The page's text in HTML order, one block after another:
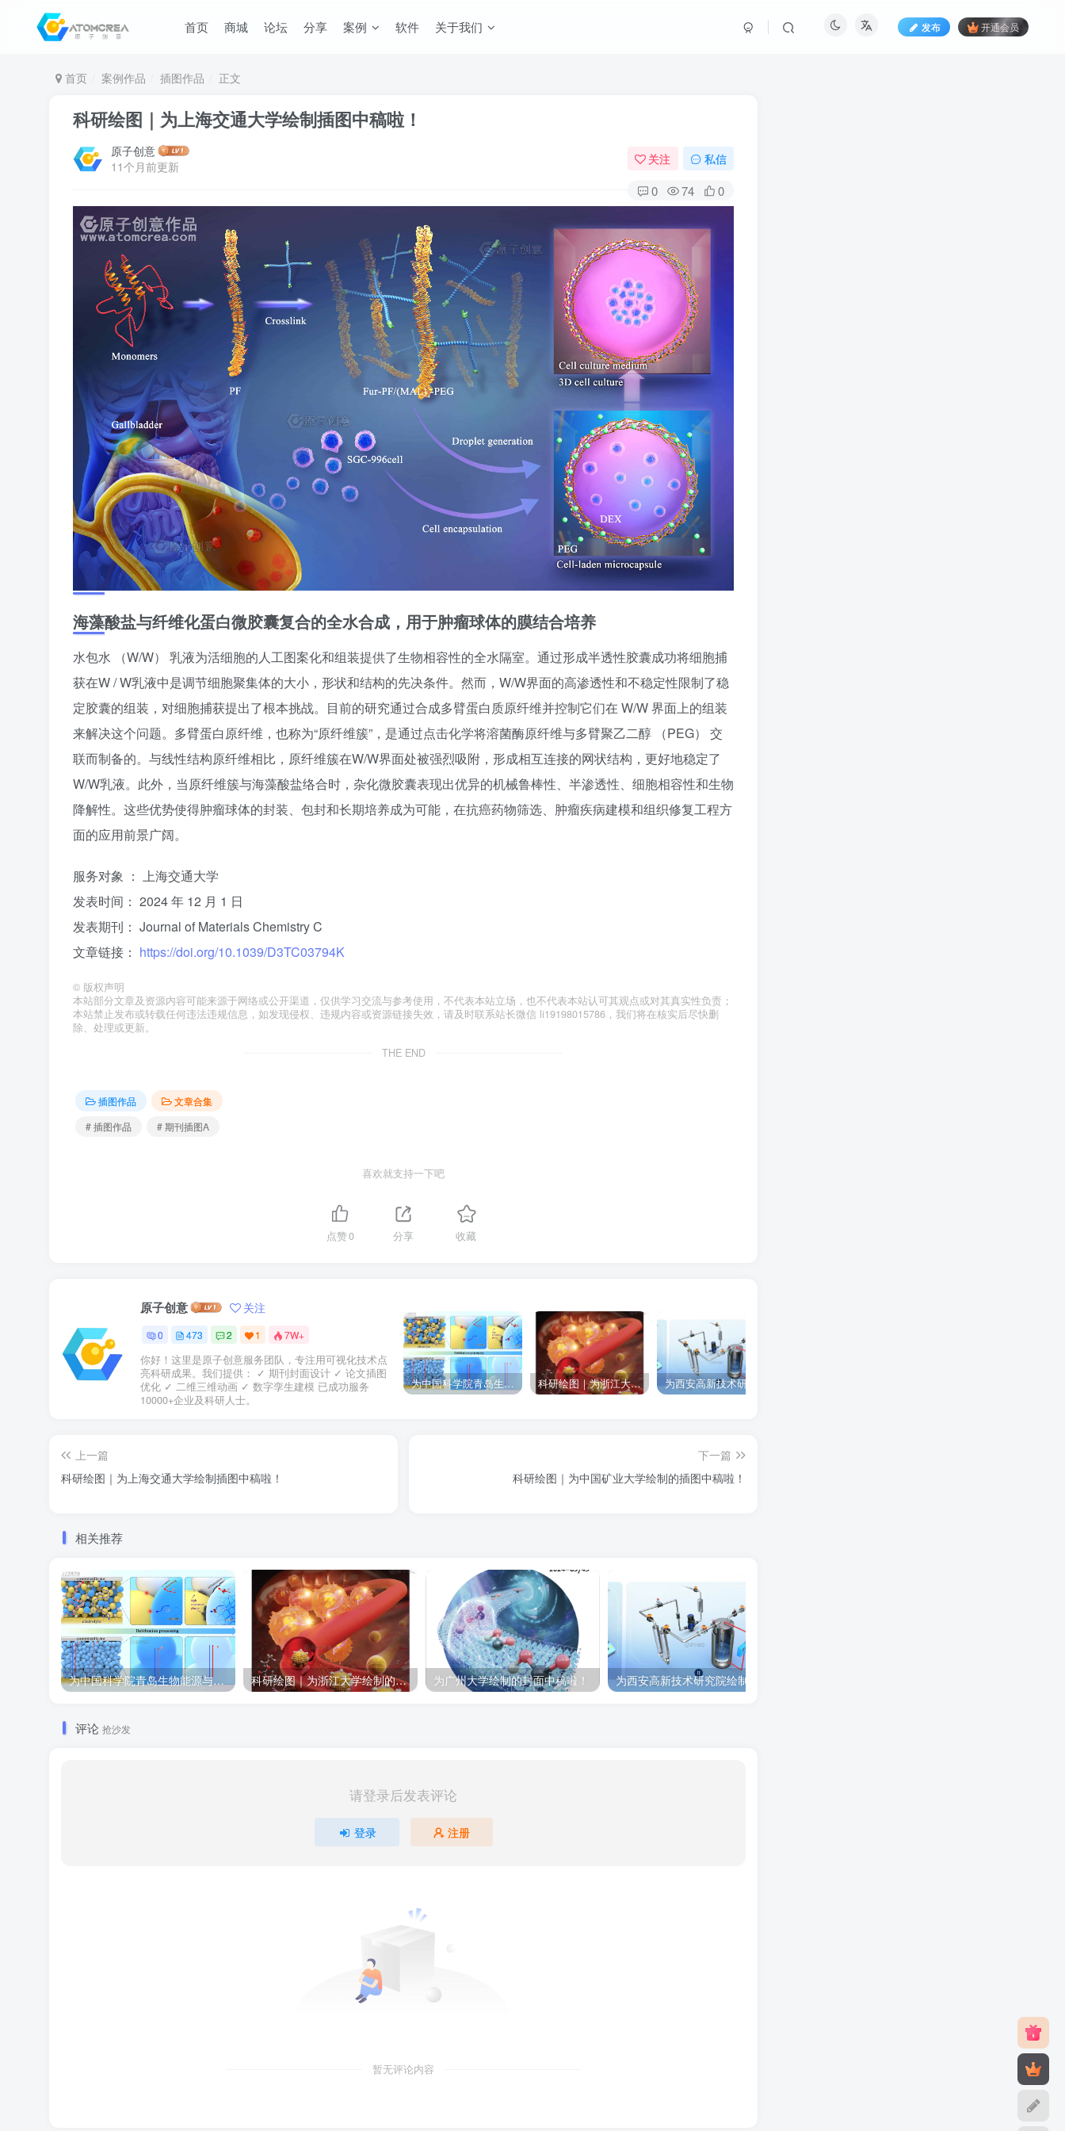
首页 商城 论坛 分享 案例 软件 关于我们 发布 开通会员
首页 案例作品 插图作品 正文
科研绘图｜为上海交通大学绘制插图中稿啦！
原子创意
11个月前更新
关注 私信
0 74 0
海藻酸盐与纤维化蛋白微胶囊复合的全水合成，用于肿瘤球体的膜结合培养
水包水 （W/W） 乳液为活细胞的人工图案化和组装提供了生物相容性的全水隔室。通过形成半透性胶囊成功将细胞捕
获在W / W乳液中是调节细胞聚集体的大小，形状和结构的先决条件。然而，W/W界面的高渗透性和不稳定性限制了稳
定胶囊的组装，对细胞捕获提出了根本挑战。目前的研究通过合成多臂蛋白质原纤维并控制它们在 W/W 界面上的组装
来解决这个问题。多臂蛋白原纤维，也称为“原纤维簇”，是通过点击化学将溶菌酶原纤维与多臂聚乙二醇 （PEG） 交
联而制备的。与线性结构原纤维相比，原纤维簇在W/W界面处被强烈吸附，形成相互连接的网状结构，更好地稳定了
W/W乳液。此外，当原纤维簇与海藻酸盐络合时，杂化微胶囊表现出优异的机械鲁棒性、半渗透性、细胞相容性和生物
降解性。这些优势使得肿瘤球体的封装、包封和长期培养成为可能，在抗癌药物筛选、肿瘤疾病建模和组织修复工程方
面的应用前景广阔。
服务对象 ： 上海交通大学
发表时间： 2024 年 12 月 1 日
发表期刊： Journal of Materials Chemistry C
文章链接： https://doi.org/10.1039/D3TC03794K
© 版权声明
本站部分文章及资源内容可能来源于网络或公开渠道，仅供学习交流与参考使用，不代表本站立场，也不代表本站认可其观点或对其真实性负责；
本站禁止发布或转载任何违法违规信息，如发现侵权、违规内容或资源链接失效，请及时联系站长微信 li19198015786，我们将在核实后尽快删
除、处理或更新。
THE END
插图作品
文章合集
# 插图作品
# 期刊插图A
喜欢就支持一下吧
点赞0 分享 收藏
原子创意 关注
0 473 2 1 7W+
你好！这里是原子创意服务团队，专注用可视化技术点
亮科研成果。我们提供： ✓ 期刊封面设计 ✓ 论文插图
优化 ✓ 二维三维动画 ✓ 数字孪生建模 已成功服务
10000+企业及科研人士。
为中国科学院青岛生物能源与过程研究所绘制的插图作品 科研绘图｜为浙江大学绘制的封面中稿啦！
上一篇
科研绘图｜为上海交通大学绘制插图中稿啦！
下一篇
科研绘图｜为中国矿业大学绘制的插图中稿啦！
相关推荐
为中国科学院青岛生物能源与过程研究所绘制的插图作品 科研绘图｜为浙江大学绘制的封面中稿啦！ 为广州大学绘制的封面中稿啦！
评论 抢沙发
请登录后发表评论
登录 注册
暂无评论内容